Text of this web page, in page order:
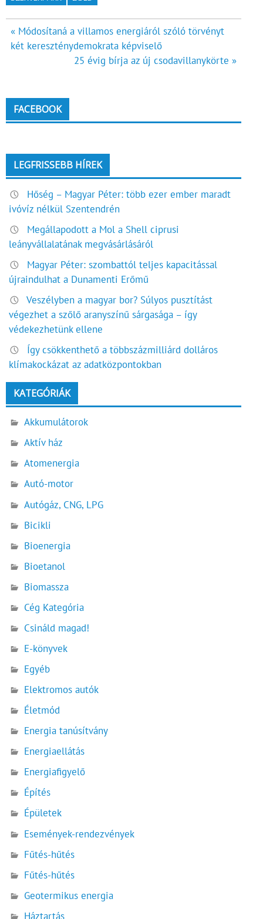
Bejegyzés
navigáció
« Módosítaná a villamos energiáról szóló törvényt
két kereszténydemokrata képviselő
25 évig bírja az új csodavillanykörte »
FACEBOOK
LEGFRISSEBB HÍREK
Hőség – Magyar Péter: több ezer ember maradt
ivóvíz nélkül Szentendrén
Megállapodott a Mol a Shell ciprusi
leányvállalatának megvásárlásáról
Magyar Péter: szombattól teljes kapacitással
újraindulhat a Dunamenti Erőmű
Veszélyben a magyar bor? Súlyos pusztítást
végezhet a szőlő aranyszínű sárgasága – így
védekezhetünk ellene
Így csökkenthető a többszázmilliárd dolláros
klímakockázat az adatközpontokban
KATEGÓRIÁK
Akkumulátorok
Aktív ház
Atomenergia
Autó-motor
Autógáz, CNG, LPG
Bicikli
Bioenergia
Bioetanol
Biomassza
Cég Kategória
Csináld magad!
E-könyvek
Egyéb
Elektromos autók
Életmód
Energia tanúsítvány
Energiaellátás
Energiafigyelő
Építés
Épületek
Események-rendezvények
Fűtés-hűtés
Fűtés-hűtés
Geotermikus energia
Háztartás